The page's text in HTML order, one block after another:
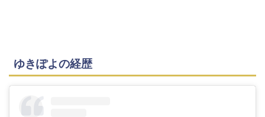
ゆきぽよの経歴